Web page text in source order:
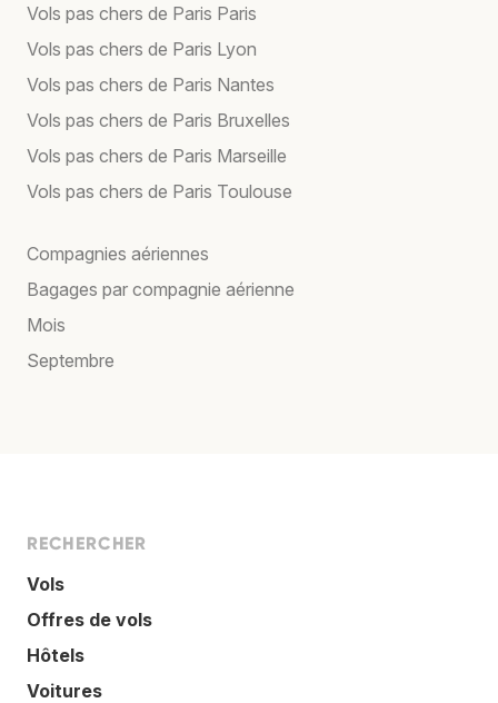
Vols pas chers de Paris Paris
Vols pas chers de Paris Lyon
Vols pas chers de Paris Nantes
Vols pas chers de Paris Bruxelles
Vols pas chers de Paris Marseille
Vols pas chers de Paris Toulouse
Compagnies aériennes
Bagages par compagnie aérienne
Mois
Septembre
RECHERCHER
Vols
Offres de vols
Hôtels
Voitures